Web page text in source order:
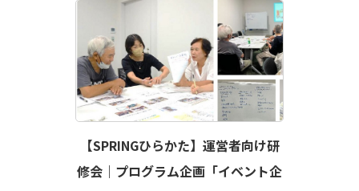
【SPRINGひらかた】運営者向け研
修会｜プログラム企画「イベント企